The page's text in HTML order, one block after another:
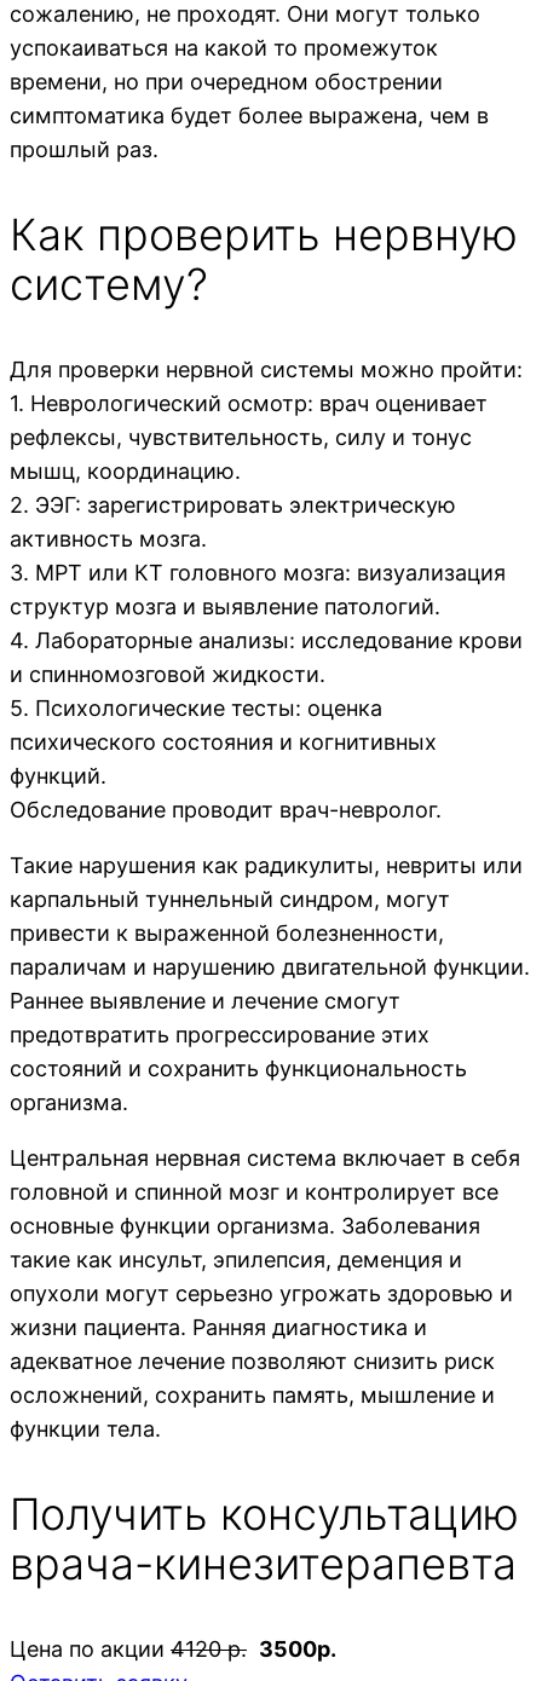
сожалению, не проходят. Они могут только
успокаиваться на какой то промежуток
времени, но при очередном обострении
симптоматика будет более выражена, чем в
прошлый раз.
Как проверить нервную
систему?
Для проверки нервной системы можно пройти:
1. Неврологический осмотр: врач оценивает
рефлексы, чувствительность, силу и тонус
мышц, координацию.
2. ЭЭГ: зарегистрировать электрическую
активность мозга.
3. МРТ или КТ головного мозга: визуализация
структур мозга и выявление патологий.
4. Лабораторные анализы: исследование крови
и спинномозговой жидкости.
5. Психологические тесты: оценка
психического состояния и когнитивных
функций.
Обследование проводит врач-невролог.
Такие нарушения как радикулиты, невриты или
карпальный туннельный синдром, могут
привести к выраженной болезненности,
параличам и нарушению двигательной функции.
Раннее выявление и лечение смогут
предотвратить прогрессирование этих
состояний и сохранить функциональность
организма.
Центральная нервная система включает в себя
головной и спинной мозг и контролирует все
основные функции организма. Заболевания
такие как инсульт, эпилепсия, деменция и
опухоли могут серьезно угрожать здоровью и
жизни пациента. Ранняя диагностика и
адекватное лечение позволяют снизить риск
осложнений, сохранить память, мышление и
функции тела.
Получить консультацию
врача-кинезитерапевта
Цена по акции 4120 р. 3500р.